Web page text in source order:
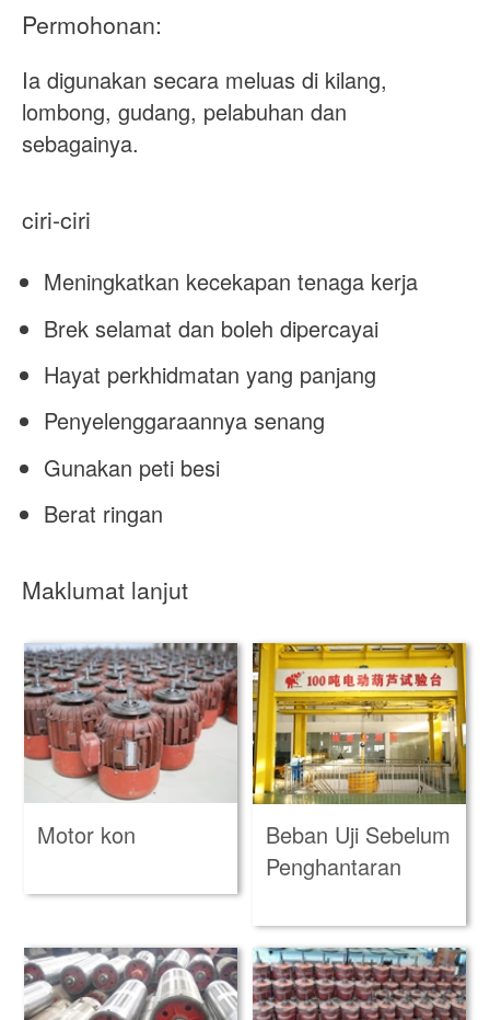
Permohonan:
Ia digunakan secara meluas di kilang,
lombong, gudang, pelabuhan dan
sebagainya.
ciri-ciri
Meningkatkan kecekapan tenaga kerja
Brek selamat dan boleh dipercayai
Hayat perkhidmatan yang panjang
Penyelenggaraannya senang
Gunakan peti besi
Berat ringan
Maklumat lanjut
Motor kon
Beban Uji Sebelum
Penghantaran